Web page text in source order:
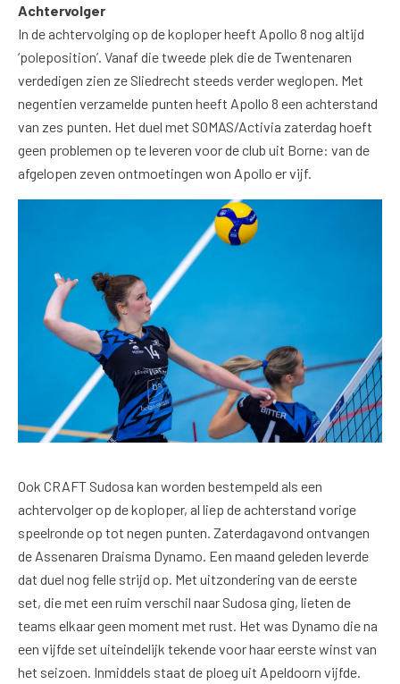
Achtervolger
In de achtervolging op de koploper heeft Apollo 8 nog altijd
‘poleposition’. Vanaf die tweede plek die de Twentenaren
verdedigen zien ze Sliedrecht steeds verder weglopen. Met
negentien verzamelde punten heeft Apollo 8 een achterstand
van zes punten. Het duel met SOMAS/Activia zaterdag hoeft
geen problemen op te leveren voor de club uit Borne: van de
afgelopen zeven ontmoetingen won Apollo er vijf.
Ook CRAFT Sudosa kan worden bestempeld als een
achtervolger op de koploper, al liep de achterstand vorige
speelronde op tot negen punten. Zaterdagavond ontvangen
de Assenaren Draisma Dynamo. Een maand geleden leverde
dat duel nog felle strijd op. Met uitzondering van de eerste
set, die met een ruim verschil naar Sudosa ging, lieten de
teams elkaar geen moment met rust. Het was Dynamo die na
een vijfde set uiteindelijk tekende voor haar eerste winst van
het seizoen. Inmiddels staat de ploeg uit Apeldoorn vijfde.